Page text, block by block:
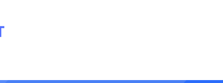
он үч акындын котормосунда